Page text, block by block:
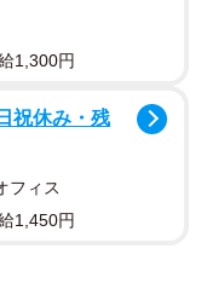
1,300円
祝休み・残
フィス
1,450円